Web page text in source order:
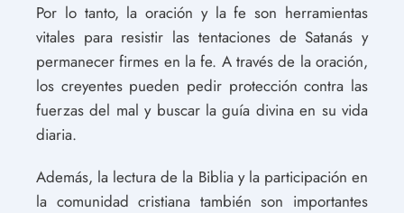
Por lo tanto, la oración y la fe son herramientas
vitales para resistir las tentaciones de Satanás y
permanecer firmes en la fe. A través de la oración,
los creyentes pueden pedir protección contra las
fuerzas del mal y buscar la guía divina en su vida
diaria.
Además, la lectura de la Biblia y la participación en
la comunidad cristiana también son importantes